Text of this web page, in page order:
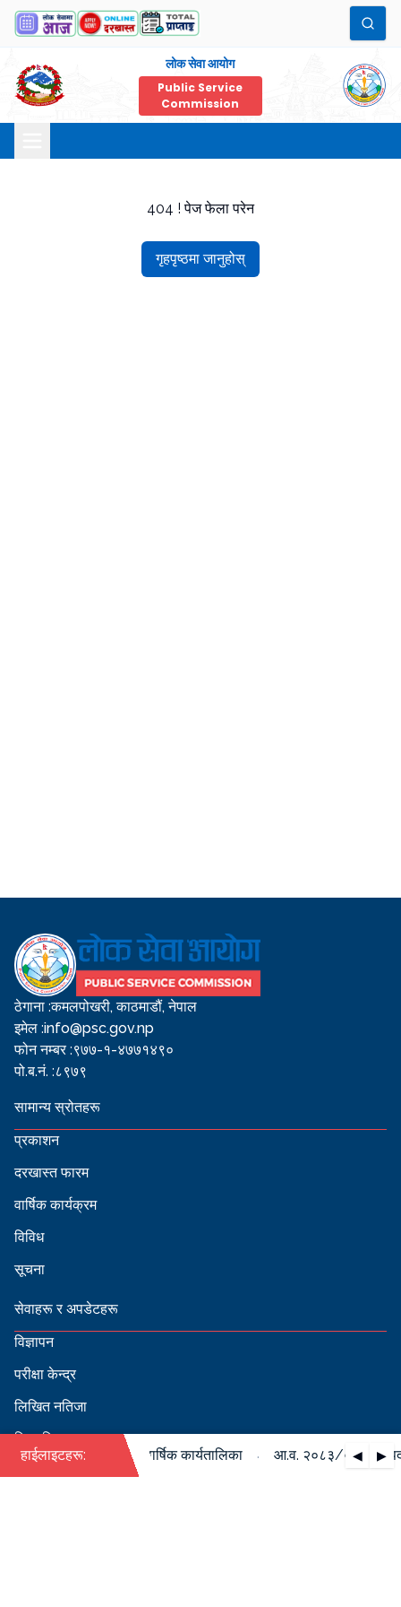
लोक सेवा आयोग
Public Service
Commission
404 ! पेज फेला परेन
गृहपृष्ठमा जानुहोस्
ठेगाना :कमलपोखरी, काठमाडौं, नेपाल
इमेल :info@psc.gov.np
फोन नम्बर :९७७-१-४७७१४९०
पो.ब.नं. :८९७९
सामान्य स्रोतहरू
प्रकाशन
दरखास्त फारम
वार्षिक कार्यक्रम
विविध
सूचना
सेवाहरू र अपडेटहरू
विज्ञापन
परीक्षा केन्द्र
लिखित नतिजा
सिफारिस
हाईलाइटहरू: ◀ ▶
को पदपूर्ति सम्बन्धी वार्षिक कार्यतालिका आ.व. २०८३/०८४ को